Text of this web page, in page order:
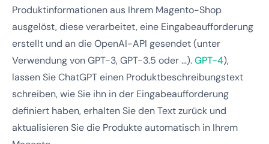
Produktinformationen aus Ihrem Magento-Shop
ausgelöst, diese verarbeitet, eine Eingabeaufforderung
erstellt und an die OpenAI-API gesendet (unter
Verwendung von GPT-3, GPT-3.5 oder …).GPT-4),
lassen Sie ChatGPT einen Produktbeschreibungstext
schreiben, wie Sie ihn in der Eingabeaufforderung
definiert haben, erhalten Sie den Text zurück und
aktualisieren Sie die Produkte automatisch in Ihrem